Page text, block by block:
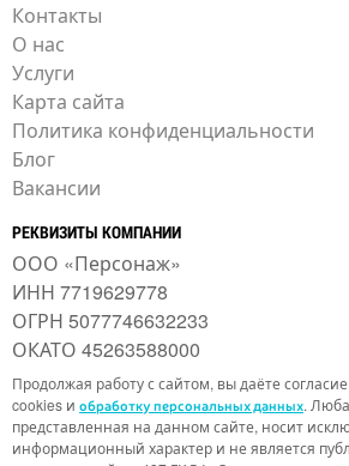
Контакты
О нас
Услуги
Карта сайта
Политика конфиденциальности
Блог
Вакансии
РЕКВИЗИТЫ КОМПАНИИ
ООО «Персонаж»
ИНН 7719629778
ОГРН 5077746632233
ОКАТО 45263588000
Продолжая работу с сайтом, вы даёте
cookies и обработку персональных данных.
представленная на данном сайте, носит
информационный характер и не является